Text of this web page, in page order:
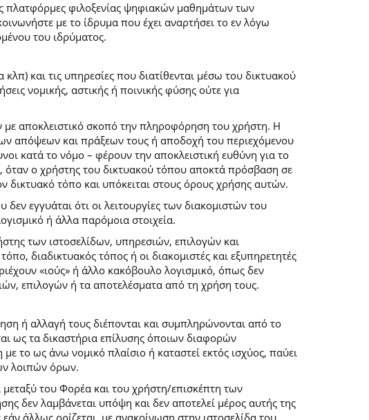
πλατφόρμες φιλοξενίας ψηφιακών μαθημάτων των
με το ίδρυμα που έχει αναρτήσει το εν λόγω
του ιδρύματος.
και τις υπηρεσίες που διατίθενται μέσω του δικτυακού
νομικής, αστικής ή ποινικής φύσης ούτε για
με αποκλειστικό σκοπό την πληροφόρηση του χρήστη. Η
απόψεων και πράξεων τους ή αποδοχή του περιεχόμενου
κατά το νόμο – φέρουν την αποκλειστική ευθύνη για το
όταν ο χρήστης του δικτυακού τόπου αποκτά πρόσβαση σε
δικτυακό τόπο και υπόκειται στους όρους χρήσης αυτών.
εγγυάται ότι οι λειτουργίες των διακομιστών του
ή άλλα παρόμοια στοιχεία.
των ιστοσελίδων, υπηρεσιών, επιλογών και
διαδικτυακός τόπος ή οι διακομιστές και εξυπηρετητές
«ιούς» ή άλλο κακόβουλο λογισμικό, όπως δεν
επιλογών ή τα αποτελέσματα από τη χρήση τους.
ή αλλαγή τους διέπονται και συμπληρώνονται από το
ως τα δικαστήρια επίλυσης όποιων διαφορών
το ως άνω νομικό πλαίσιο ή καταστεί εκτός ισχύος, παύει
λοιπών όρων.
του Φορέα και του χρήστη/επισκέπτη των
δεν λαμβάνεται υπόψη και δεν αποτελεί μέρος αυτής της